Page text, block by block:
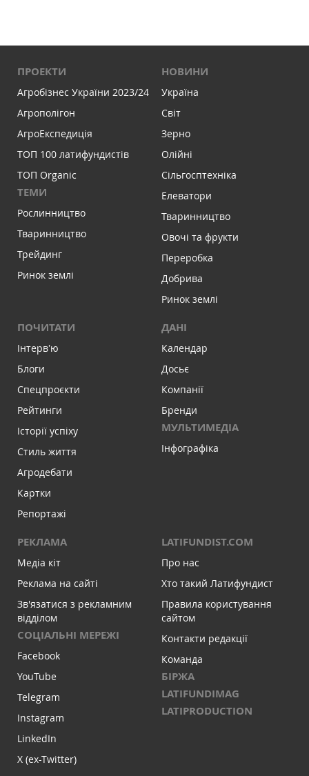
ПРОЕКТИ
Агробізнес України 2023/24
Агрополігон
АгроЕкспедиція
ТОП 100 латифундистів
ТОП Organic
ТЕМИ
Рослинництво
Тваринництво
Трейдинг
Ринок землі
НОВИНИ
Україна
Світ
Зерно
Олійні
Сільгосптехніка
Елеватори
Тваринництво
Овочі та фрукти
Переробка
Добрива
Ринок землі
ПОЧИТАТИ
Інтервʼю
Блоги
Спецпроєкти
Рейтинги
Історії успіху
Стиль життя
Агродебати
Картки
Репортажі
ДАНІ
Календар
Досьє
Компанії
Бренди
МУЛЬТИМЕДІА
Інфографіка
РЕКЛАМА
Медіа кіт
Реклама на сайті
Зв'язатися з рекламним
відділом
СОЦІАЛЬНІ МЕРЕЖІ
Facebook
YouTube
Telegram
Instagram
LinkedIn
X (ex-Twitter)
LATIFUNDIST.COM
Про нас
Хто такий Латифундист
Правила користування
сайтом
Контакти редакції
Команда
БІРЖА
LATIFUNDIMAG
LATIPRODUCTION